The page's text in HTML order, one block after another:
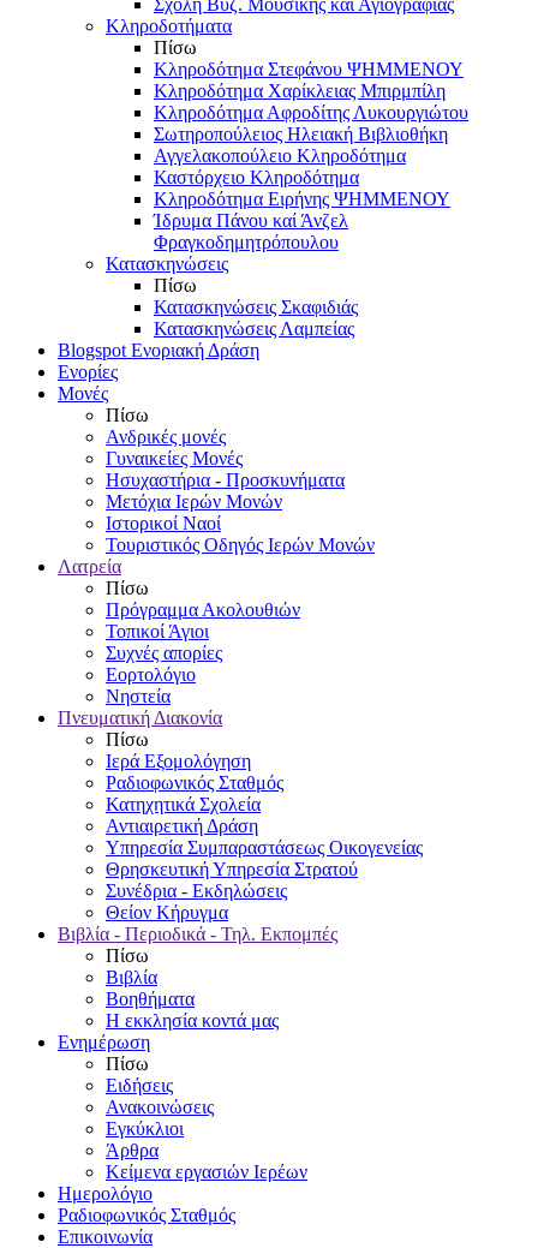
Κληροδοτήματα
Πίσω
Κληροδότημα Στεφάνου ΨΗΜΜΕΝΟΥ
Κληροδότημα Χαρίκλειας Μπιρμπίλη
Κληροδότημα Αφροδίτης Λυκουργιώτου
Σωτηροπούλειος Ηλειακή Βιβλιοθήκη
Αγγελακοπούλειο Κληροδότημα
Καστόρχειο Κληροδότημα
Κληροδότημα Ειρήνης ΨΗΜΜΕΝΟΥ
Ίδρυμα Πάνου καί Άνζελ
Φραγκοδημητρόπουλου
Κατασκηνώσεις
Πίσω
Κατασκηνώσεις Σκαφιδιάς
Κατασκηνώσεις Λαμπείας
Blogspot Ενοριακή Δράση
Ενορίες
Μονές
Πίσω
Ανδρικές μονές
Γυναικείες Μονές
Ησυχαστήρια - Προσκυνήματα
Μετόχια Ιερών Μονών
Ιστορικοί Ναοί
Τουριστικός Οδηγός Ιερών Μονών
Λατρεία
Πίσω
Πρόγραμμα Ακολουθιών
Τοπικοί Άγιοι
Συχνές απορίες
Εορτολόγιο
Νηστεία
Πνευματική Διακονία
Πίσω
Ιερά Εξομολόγηση
Ραδιοφωνικός Σταθμός
Κατηχητικά Σχολεία
Αντιαιρετική Δράση
Υπηρεσία Συμπαραστάσεως Οικογενείας
Θρησκευτική Υπηρεσία Στρατού
Συνέδρια - Εκδηλώσεις
Θείον Κήρυγμα
Βιβλία - Περιοδικά - Τηλ. Εκπομπές
Πίσω
Βιβλία
Βοηθήματα
Η εκκλησία κοντά μας
Ενημέρωση
Πίσω
Ειδήσεις
Ανακοινώσεις
Εγκύκλιοι
Άρθρα
Κείμενα εργασιών Ιερέων
Ημερολόγιο
Ραδιοφωνικός Σταθμός
Επικοινωνία